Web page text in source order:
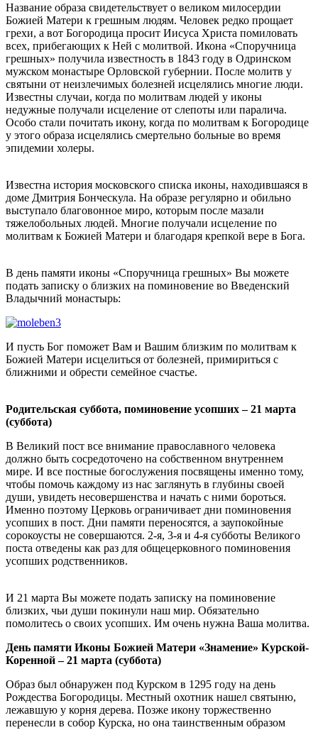
Название образа свидетельствует о великом милосердии
Божией Матери к грешным людям. Человек редко прощает
грехи, а вот Богородица просит Иисуса Христа помиловать
всех, прибегающих к Ней с молитвой. Икона «Споручница
грешных» получила известность в 1843 году в Одринском
мужском монастыре Орловской губернии. После молитв у
святыни от неизлечимых болезней исцелялись многие люди.
Известны случаи, когда по молитвам людей у иконы
недужные получали исцеление от слепоты или паралича.
Особо стали почитать икону, когда по молитвам к Богородице
у этого образа исцелялись смертельно больные во время
эпидемии холеры.
Известна история московского списка иконы, находившаяся в
доме Дмитрия Бонческула. На образе регулярно и обильно
выступало благовонное миро, которым после мазали
тяжелобольных людей. Многие получали исцеление по
молитвам к Божией Матери и благодаря крепкой вере в Бога.
В день памяти иконы «Споручница грешных» Вы можете
подать записку о близких на поминовение во Введенский
Владычний монастырь:
И пусть Бог поможет Вам и Вашим близким по молитвам к
Божией Матери исцелиться от болезней, примириться с
ближними и обрести семейное счастье.
Родительская суббота, поминовение усопших – 21 марта
(суббота)
В Великий пост все внимание православного человека
должно быть сосредоточено на собственном внутреннем
мире. И все постные богослужения посвящены именно тому,
чтобы помочь каждому из нас заглянуть в глубины своей
души, увидеть несовершенства и начать с ними бороться.
Именно поэтому Церковь ограничивает дни поминовения
усопших в пост. Дни памяти переносятся, а заупокойные
сорокоусты не совершаются. 2-я, 3-я и 4-я субботы Великого
поста отведены как раз для общецерковного поминовения
усопших родственников.
И 21 марта Вы можете подать записку на поминовение
близких, чьи души покинули наш мир. Обязательно
помолитесь о своих усопших. Им очень нужна Ваша молитва.
День памяти Иконы Божией Матери «Знамение» Курской-
Коренной – 21 марта (суббота)
Образ был обнаружен под Курском в 1295 году на день
Рождества Богородицы. Местный охотник нашел святыню,
лежавшую у корня дерева. Позже икону торжественно
перенесли в собор Курска, но она таинственным образом